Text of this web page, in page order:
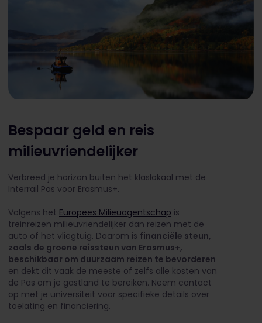
Bespaar geld en reis
milieuvriendelijker
Verbreed je horizon buiten het klaslokaal met de
Interrail Pas voor Erasmus+.
Volgens het Europees Milieuagentschap is
treinreizen milieuvriendelijker dan reizen met de
auto of het vliegtuig. Daarom is financiële steun,
zoals de groene reissteun van Erasmus+,
beschikbaar om duurzaam reizen te bevorderen
en dekt dit vaak de meeste of zelfs alle kosten van
de Pas om je gastland te bereiken. Neem contact
op met je universiteit voor specifieke details over
toelating en financiering.